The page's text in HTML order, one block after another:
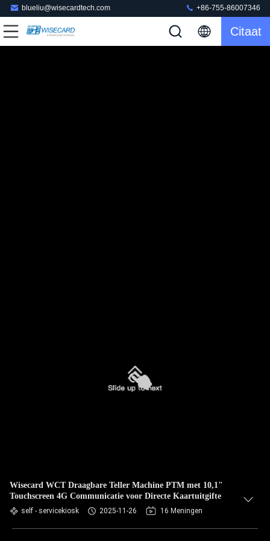
blueliu@wisecardtech.com +86-755-86007346
Citaat
Wisecard WCT Draagbare Teller Machine PTM met 10,1"
Touchscreen 4G Communicatie voor Directe Kaartuitgifte
self - servicekiosk 2025-11-26 16 Meningen